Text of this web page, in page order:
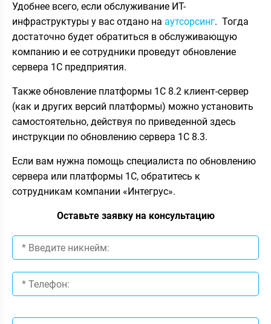
Удобнее всего, если обслуживание ИТ-
инфраструктуры у вас отдано на аутсорсинг. Тогда
достаточно будет обратиться в обслуживающую
компанию и ее сотрудники проведут обновление
сервера 1С предприятия.
Также обновление платформы 1С 8.2 клиент-сервер
(как и других версий платформы) можно установить
самостоятельно, действуя по приведенной здесь
инструкции по обновлению сервера 1С 8.3.
Если вам нужна помощь специалиста по обновлению
сервера или платформы 1С, обратитесь к
сотрудникам компании «Интегрус».
Оставьте заявку на консультацию